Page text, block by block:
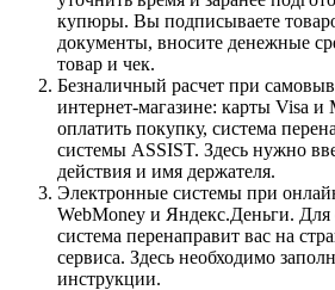
купюры. Вы подписываете
документы, вносите денежные
товар и чек.
Безналичный расчет при
интернет-магазине: карты Visa и
оплатить покупку, система
системы ASSIST. Здесь нужно
действия и имя держателя.
Электронные системы при
WebMoney и Яндекс.Деньги.
система перенаправит вас на
сервиса. Здесь необходимо
инструкции.